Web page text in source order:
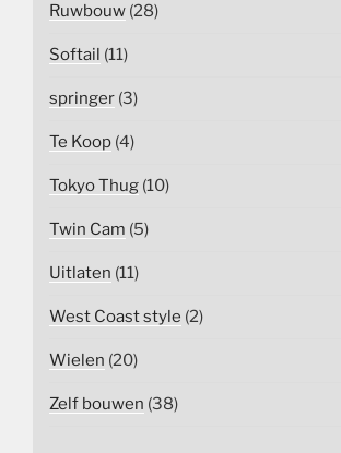
Ruwbouw (28)
Softail (11)
springer (3)
Te Koop (4)
Tokyo Thug (10)
Twin Cam (5)
Uitlaten (11)
West Coast style (2)
Wielen (20)
Zelf bouwen (38)